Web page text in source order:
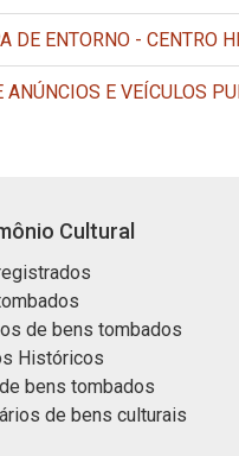
DE ENTORNO - CENTRO
ANÚNCIOS E VEÍCULOS
Cultural
de bens tombados
Históricos
bens tombados
de bens culturais